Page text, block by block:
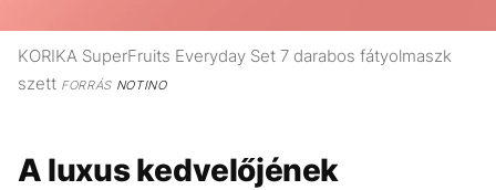
KORIKA SuperFruits Everyday Set 7 darabos fátyolmaszk
szett FORRÁSNOTINO
A luxus kedvelőjének